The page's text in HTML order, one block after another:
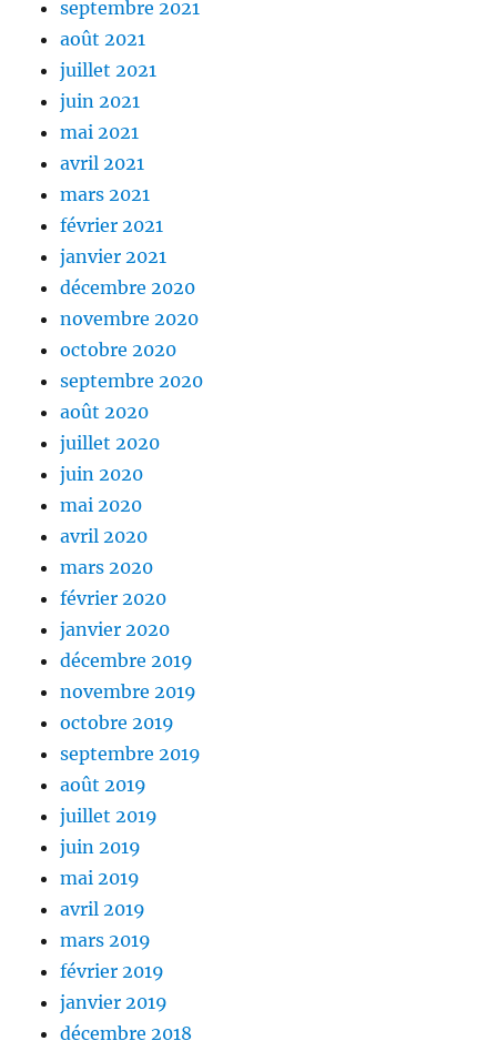
septembre 2021
août 2021
juillet 2021
juin 2021
mai 2021
avril 2021
mars 2021
février 2021
janvier 2021
décembre 2020
novembre 2020
octobre 2020
septembre 2020
août 2020
juillet 2020
juin 2020
mai 2020
avril 2020
mars 2020
février 2020
janvier 2020
décembre 2019
novembre 2019
octobre 2019
septembre 2019
août 2019
juillet 2019
juin 2019
mai 2019
avril 2019
mars 2019
février 2019
janvier 2019
décembre 2018